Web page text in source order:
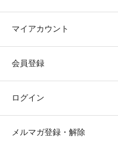
マイアカウント
会員登録
ログイン
メルマガ登録・解除